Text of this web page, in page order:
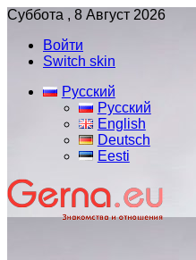
Суббота , 8 Август 2026
Войти
Switch skin
Русский
Русский
English
Deutsch
Eesti